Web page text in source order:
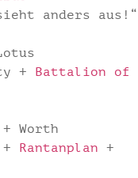
anders aus!“
+ Battalion of
Worth
Rantanplan +